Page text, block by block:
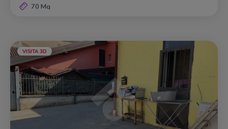
70 Mq
VISITA 3D